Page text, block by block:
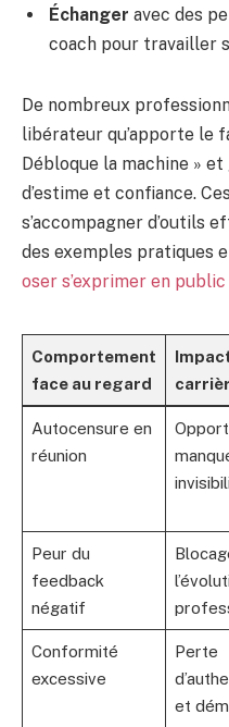
Échanger avec des
coach pour travailler
De nombreux
libérateur qu’apporte le
Débloque la machine »
d’estime et confiance.
s’accompagner d’outils
des exemples pratiques
oser s’exprimer en
Comportement
face au regard
Autocensure en
réunion
Peur du
feedback
négatif
Conformité
excessive
Perte
et